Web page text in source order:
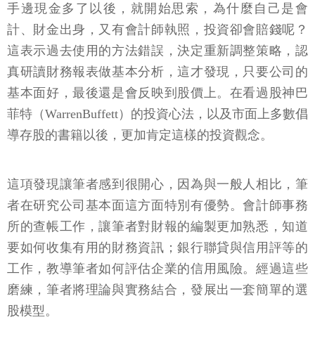
手邊現金多了以後，就開始思索，為什麼自己是會
計、財金出身，又有會計師執照，投資卻會賠錢呢？
這表示過去使用的方法錯誤，決定重新調整策略，認
真研讀財務報表做基本分析，這才發現，只要公司的
基本面好，最後還是會反映到股價上。在看過股神巴
菲特（WarrenBuffett）的投資心法，以及市面上多數倡
導存股的書籍以後，更加肯定這樣的投資觀念。
這項發現讓筆者感到很開心，因為與一般人相比，筆
者在研究公司基本面這方面特別有優勢。會計師事務
所的查帳工作，讓筆者對財報的編製更加熟悉，知道
要如何收集有用的財務資訊；銀行聯貸與信用評等的
工作，教導筆者如何評估企業的信用風險。經過這些
磨練，筆者將理論與實務結合，發展出一套簡單的選
股模型。